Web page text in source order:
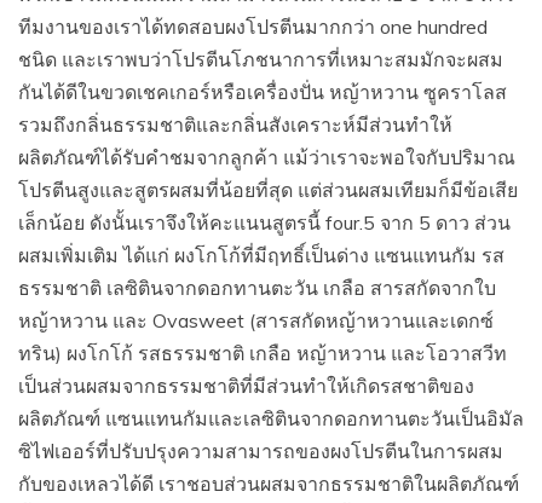
ทีมงานของเราได้ทดสอบผงโปรตีนมากกว่า one hundred
ชนิด และเราพบว่าโปรตีนโภชนาการที่เหมาะสมมักจะผสม
กันได้ดีในขวดเชคเกอร์หรือเครื่องปั่น หญ้าหวาน ซูคราโลส
รวมถึงกลิ่นธรรมชาติและกลิ่นสังเคราะห์มีส่วนทำให้
ผลิตภัณฑ์ได้รับคำชมจากลูกค้า แม้ว่าเราจะพอใจกับปริมาณ
โปรตีนสูงและสูตรผสมที่น้อยที่สุด แต่ส่วนผสมเทียมก็มีข้อเสีย
เล็กน้อย ดังนั้นเราจึงให้คะแนนสูตรนี้ four.5 จาก 5 ดาว ส่วน
ผสมเพิ่มเติม ได้แก่ ผงโกโก้ที่มีฤทธิ์เป็นด่าง แซนแทนกัม รส
ธรรมชาติ เลซิตินจากดอกทานตะวัน เกลือ สารสกัดจากใบ
หญ้าหวาน และ Ovasweet (สารสกัดหญ้าหวานและเดกซ์
ทริน) ผงโกโก้ รสธรรมชาติ เกลือ หญ้าหวาน และโอวาสวีท
เป็นส่วนผสมจากธรรมชาติที่มีส่วนทำให้เกิดรสชาติของ
ผลิตภัณฑ์ แซนแทนกัมและเลซิตินจากดอกทานตะวันเป็นอิมัล
ซิไฟเออร์ที่ปรับปรุงความสามารถของผงโปรตีนในการผสม
กับของเหลวได้ดี เราชอบส่วนผสมจากธรรมชาติในผลิตภัณฑ์